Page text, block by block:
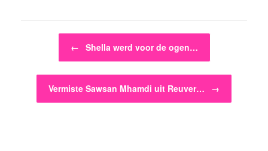
Bericht navigatie
← Shella werd voor de ogen…
Vermiste Sawsan Mhamdi uit Reuver… →